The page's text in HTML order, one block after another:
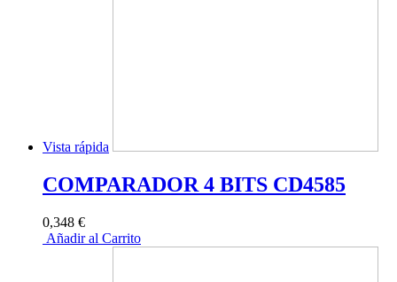
Vista rápida
COMPARADOR 4 BITS CD4585
0,348 €
Añadir al Carrito